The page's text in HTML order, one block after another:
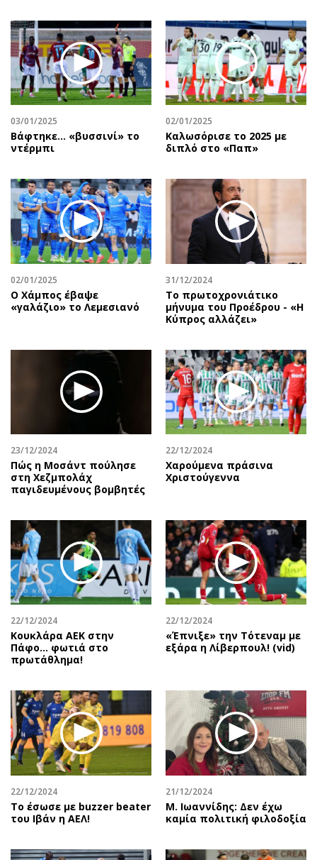
03/01/2025
Βάφτηκε... «βυσσινί» το
ντέρμπι
02/01/2025
Καλωσόρισε το 2025 με
διπλό στο «Παπ»
02/01/2025
Ο Χάμπος έβαψε
«γαλάζιο» το Λεμεσιανό
31/12/2024
Το πρωτοχρονιάτικο
μήνυμα του Προέδρου - «Η
Κύπρος αλλάζει»
23/12/2024
Πώς η Μοσάντ πούλησε
στη Χεζμπολάχ
παγιδευμένους βομβητές
22/12/2024
Χαρούμενα πράσινα
Χριστούγεννα
22/12/2024
Κουκλάρα ΑΕΚ στην
Πάφο… φωτιά στο
πρωτάθλημα!
22/12/2024
«Έπνιξε» την Τότεναμ με
εξάρα η Λίβερπουλ! (vid)
22/12/2024
Το έσωσε με buzzer beater
του Ιβάν η ΑΕΛ!
21/12/2024
Μ. Ιωαννίδης: Δεν έχω
καμία πολιτική φιλοδοξία